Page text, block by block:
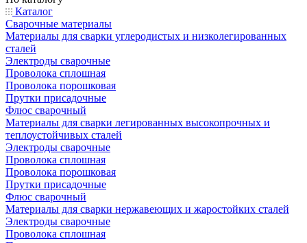
Каталог
Сварочные материалы
Материалы для сварки углеродистых и низколегированных
сталей
Электроды сварочные
Проволока сплошная
Проволока порошковая
Прутки присадочные
Флюс сварочный
Материалы для сварки легированных высокопрочных и
теплоустойчивых сталей
Электроды сварочные
Проволока сплошная
Проволока порошковая
Прутки присадочные
Флюс сварочный
Материалы для сварки нержавеющих и жаростойких сталей
Электроды сварочные
Проволока сплошная